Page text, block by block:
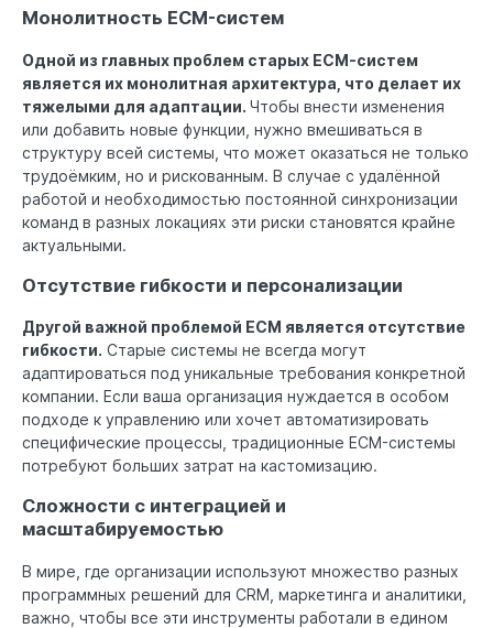
Монолитность ECM-систем
Одной из главных проблем старых ECM-систем
является их монолитная архитектура, что делает их
тяжелыми для адаптации. Чтобы внести изменения
или добавить новые функции, нужно вмешиваться в
структуру всей системы, что может оказаться не только
трудоёмким, но и рискованным. В случае с удалённой
работой и необходимостью постоянной синхронизации
команд в разных локациях эти риски становятся крайне
актуальными.
Отсутствие гибкости и персонализации
Другой важной проблемой ECM является отсутствие
гибкости. Старые системы не всегда могут
адаптироваться под уникальные требования конкретной
компании. Если ваша организация нуждается в особом
подходе к управлению или хочет автоматизировать
специфические процессы, традиционные ECM-системы
потребуют больших затрат на кастомизацию.
Сложности с интеграцией и
масштабируемостью
В мире, где организации используют множество разных
программных решений для CRM, маркетинга и аналитики,
важно, чтобы все эти инструменты работали в едином